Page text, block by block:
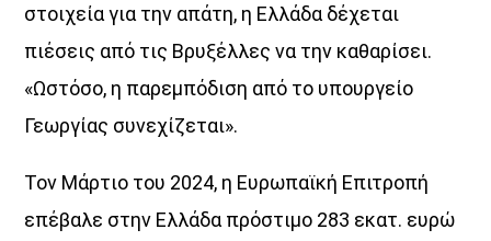
στοιχεία για την απάτη, η Ελλάδα δέχεται
πιέσεις από τις Βρυξέλλες να την καθαρίσει.
«Ωστόσο, η παρεµπόδιση από το υπουργείο
Γεωργίας συνεχίζεται».
Τον Μάρτιο του 2024, η Ευρωπαϊκή Επιτροπή
επέβαλε στην Ελλάδα πρόστιµο 283 εκατ. ευρώ